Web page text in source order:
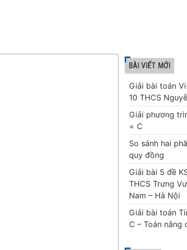
BÀI VIẾT MỚI
Giải bài toán
10 THCS
Giải phương
= C
So sánh hai
quy đồng
Giải bài 5 đề
THCS Trưng
Nam – Hà Nội
Giải bài toán
C – Toán nâng